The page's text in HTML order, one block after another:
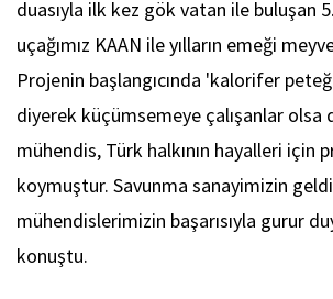
duasıyla ilk kez gök vatan ile buluşan
uçağımız KAAN ile yılların emeği
Projenin başlangıcında 'kalorifer
diyerek küçümsemeye çalışanlar olsa
mühendis, Türk halkının hayalleri için
koymuştur. Savunma sanayimizin
mühendislerimizin başarısıyla gurur
konuştu.